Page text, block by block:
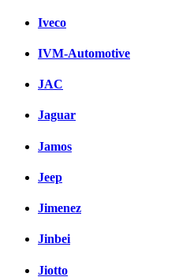
Iveco
IVM-Automotive
JAC
Jaguar
Jamos
Jeep
Jimenez
Jinbei
Jiotto